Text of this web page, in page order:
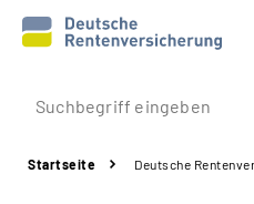
Prävention
Startseite Deutsche